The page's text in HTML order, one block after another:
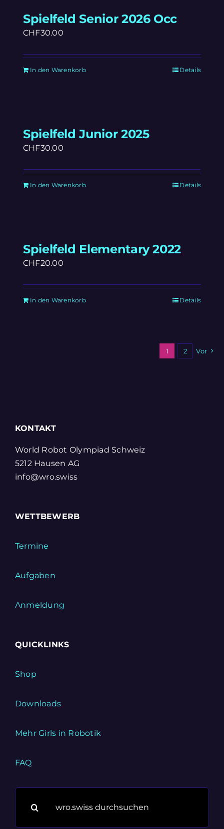
Spielfeld Senior 2026 Occ
CHF30.00
In den Warenkorb Details
Spielfeld Junior 2025
CHF30.00
In den Warenkorb Details
Spielfeld Elementary 2022
CHF20.00
In den Warenkorb Details
1 2 Vor
KONTAKT
World Robot Olympiad Schweiz
5212 Hausen AG
info@wro.swiss
WETTBEWERB
Termine
Aufgaben
Anmeldung
QUICKLINKS
Shop
Downloads
Mehr Girls in Robotik
FAQ
nach: